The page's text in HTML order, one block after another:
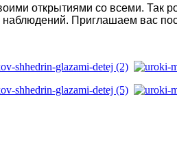
открытиями со всеми. Так
Приглашаем вас